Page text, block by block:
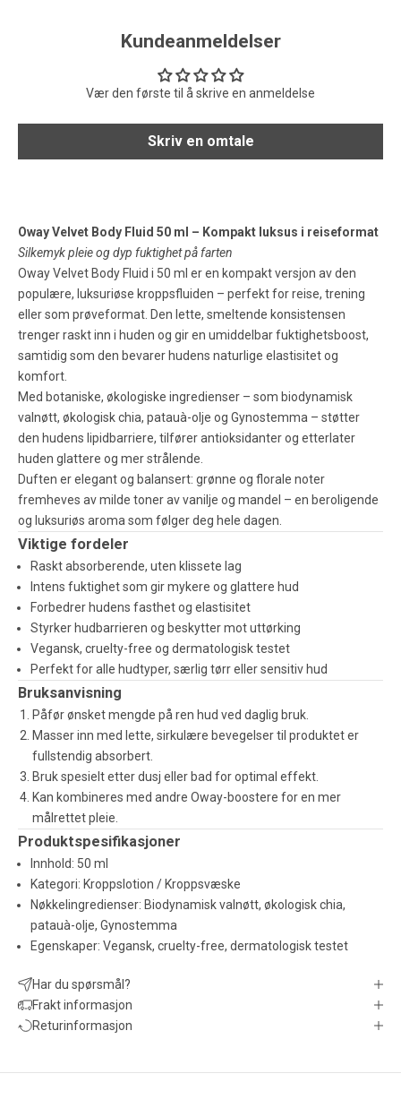
Kundeanmeldelser
Vær den første til å skrive en anmeldelse
Skriv en omtale
Oway Velvet Body Fluid 50 ml – Kompakt luksus i reiseformat
Silkemyk pleie og dyp fuktighet på farten
Oway Velvet Body Fluid i 50 ml er en kompakt versjon av den
populære, luksuriøse kroppsfluiden – perfekt for reise, trening
eller som prøveformat. Den lette, smeltende konsistensen
trenger raskt inn i huden og gir en umiddelbar fuktighetsboost,
samtidig som den bevarer hudens naturlige elastisitet og
komfort.
Med botaniske, økologiske ingredienser – som biodynamisk
valnøtt, økologisk chia, patauà-olje og Gynostemma – støtter
den hudens lipidbarriere, tilfører antioksidanter og etterlater
huden glattere og mer strålende.
Duften er elegant og balansert: grønne og florale noter
fremheves av milde toner av vanilje og mandel – en beroligende
og luksuriøs aroma som følger deg hele dagen.
Viktige fordeler
Raskt absorberende, uten klissete lag
Intens fuktighet som gir mykere og glattere hud
Forbedrer hudens fasthet og elastisitet
Styrker hudbarrieren og beskytter mot uttørking
Vegansk, cruelty-free og dermatologisk testet
Perfekt for alle hudtyper, særlig tørr eller sensitiv hud
Bruksanvisning
Påfør ønsket mengde på ren hud ved daglig bruk.
Masser inn med lette, sirkulære bevegelser til produktet er
fullstendig absorbert.
Bruk spesielt etter dusj eller bad for optimal effekt.
Kan kombineres med andre Oway-boostere for en mer
målrettet pleie.
Produktspesifikasjoner
Innhold: 50 ml
Kategori: Kroppslotion / Kroppsvæske
Nøkkelingredienser: Biodynamisk valnøtt, økologisk chia,
patauà-olje, Gynostemma
Egenskaper: Vegansk, cruelty-free, dermatologisk testet
Har du spørsmål?
Frakt informasjon
Returinformasjon